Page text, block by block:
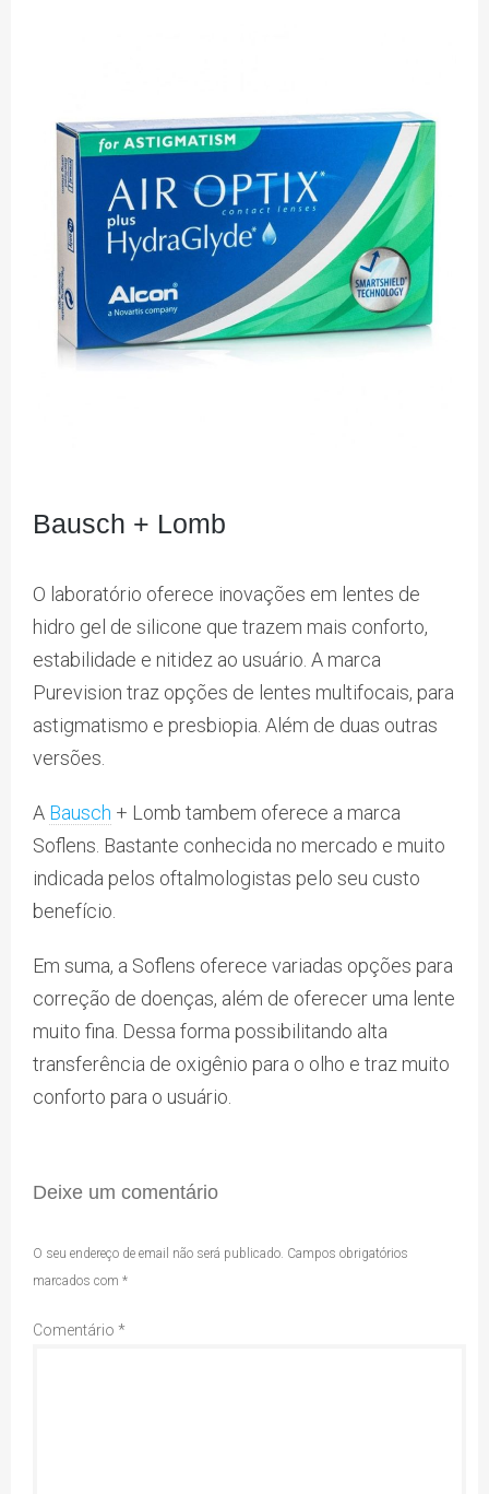
Bausch + Lomb
O laboratório oferece inovações em lentes de
hidro gel de silicone que trazem mais conforto,
estabilidade e nitidez ao usuário. A marca
Purevision traz opções de lentes multifocais, para
astigmatismo e presbiopia. Além de duas outras
versões.
A Bausch + Lomb tambem oferece a marca
Soflens. Bastante conhecida no mercado e muito
indicada pelos oftalmologistas pelo seu custo
benefício.
Em suma, a Soflens oferece variadas opções para
correção de doenças, além de oferecer uma lente
muito fina. Dessa forma possibilitando alta
transferência de oxigênio para o olho e traz muito
conforto para o usuário.
Deixe um comentário
O seu endereço de email não será publicado. Campos obrigatórios
marcados com *
Comentário *